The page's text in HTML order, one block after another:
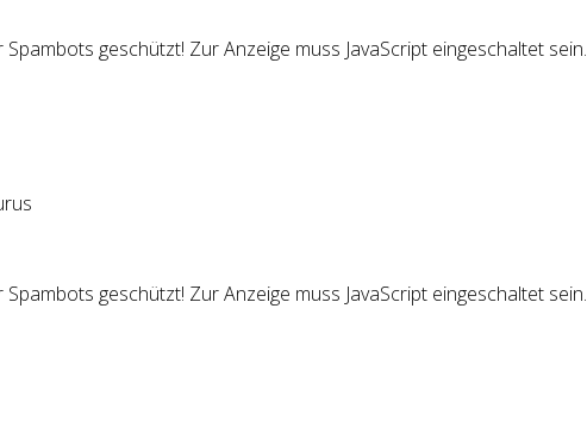
geschützt! Zur Anzeige muss JavaScript eingeschaltet sein.
geschützt! Zur Anzeige muss JavaScript eingeschaltet sein.